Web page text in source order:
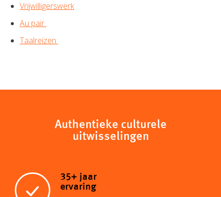
Vrijwilligerswerk
Au pair
Taalreizen
Authentieke culturele
uitwisselingen
35+ jaar
ervaring